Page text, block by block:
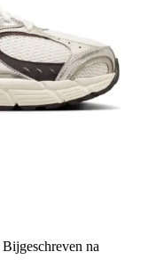
Bijgeschreven na